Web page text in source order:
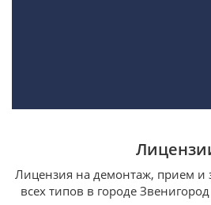
Лицензия на демонтаж, прием и
всех типов в городе